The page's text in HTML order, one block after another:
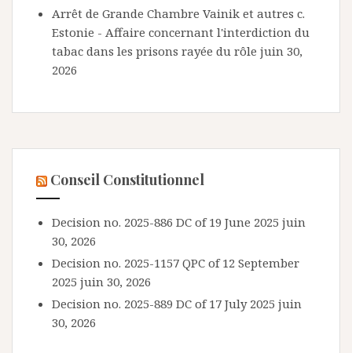
Arrêt de Grande Chambre Vainik et autres c.
Estonie - Affaire concernant l'interdiction du
tabac dans les prisons rayée du rôle juin 30,
2026
Conseil Constitutionnel
Decision no. 2025-886 DC of 19 June 2025 juin
30, 2026
Decision no. 2025-1157 QPC of 12 September
2025 juin 30, 2026
Decision no. 2025-889 DC of 17 July 2025 juin
30, 2026